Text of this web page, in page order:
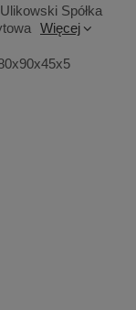
ocynkowana
i
Spółka
Więcej